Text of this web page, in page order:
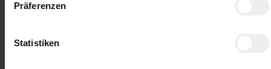
Präferenzen
Statistiken